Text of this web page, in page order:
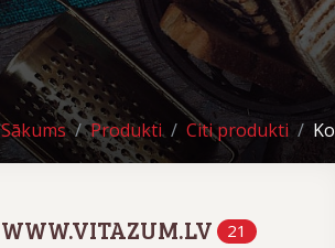
Sākums Produkti Citi produkti
WWW.VITAZUM.LV 21